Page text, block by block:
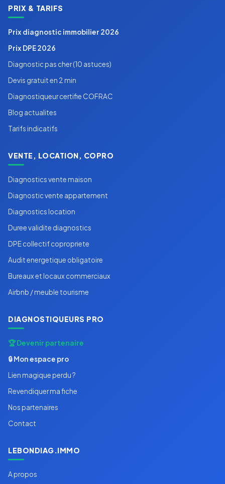
PRIX & TARIFS
Prix diagnostic immobilier 2026
Prix DPE 2026
Diagnostic pas cher (10 astuces)
Devis gratuit en 2 min
Diagnostiqueur certifie COFRAC
Blog actualites
Tarifs indicatifs
VENTE, LOCATION, COPRO
Diagnostics vente maison
Diagnostic vente appartement
Diagnostics location
Duree validite diagnostics
DPE collectif copropriete
Audit energetique obligatoire
Bureaux et locaux commerciaux
Airbnb / meuble tourisme
DIAGNOSTIQUEURS PRO
🏆 Devenir partenaire
🔒 Mon espace pro
Lien magique perdu ?
Revendiquer ma fiche
Nos partenaires
Contact
LEBONDIAG.IMMO
A propos